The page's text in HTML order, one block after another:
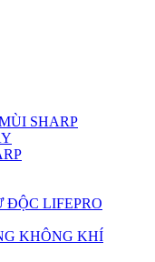
SHARP
LIFEPRO
KHÔNG KHÍ